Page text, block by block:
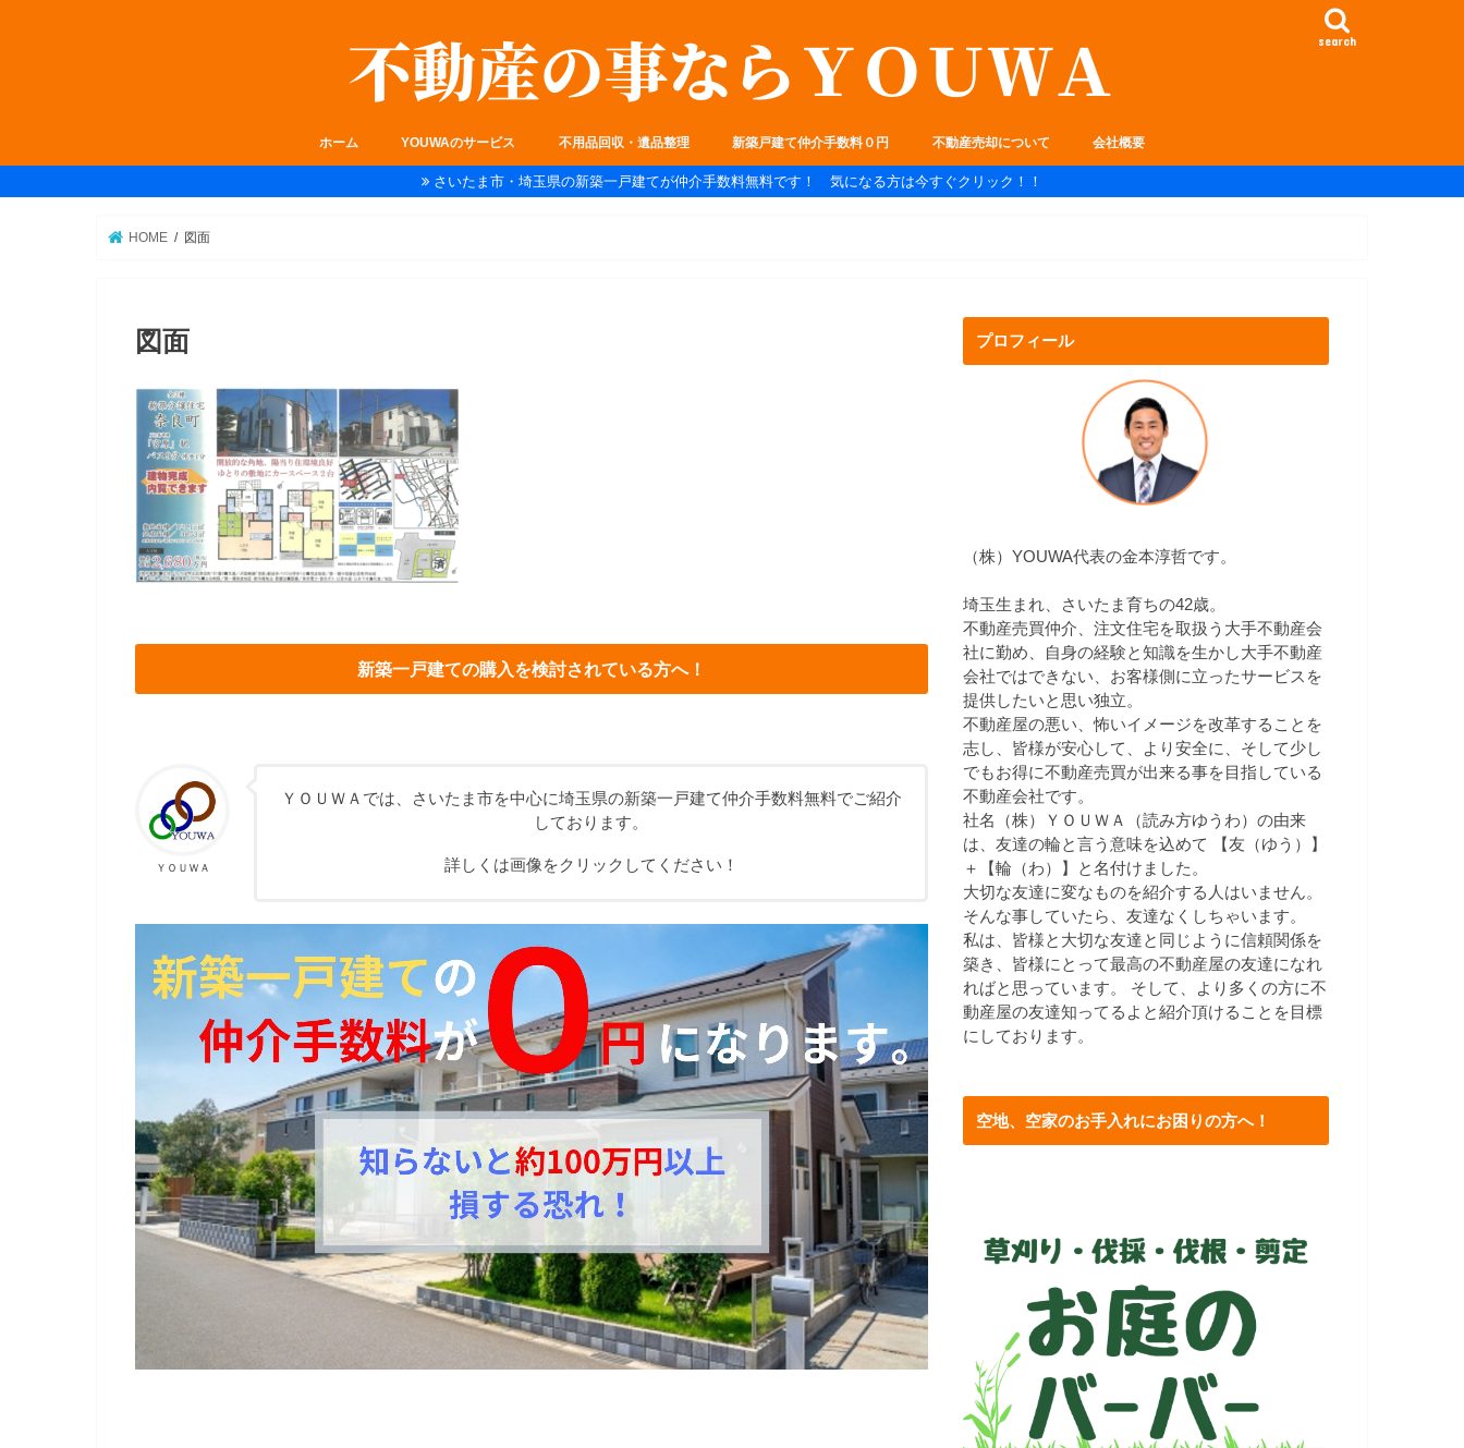
search
ホーム YOUWAのサービス 不用品回収・遺品整理 新築戸建て仲介手数料０円 不動産売却について 会社概要
さいたま市・埼玉県の新築一戸建てが仲介手数料無料です！ 気になる方は今すぐクリック！！
HOME 図面
図面
新築一戸建ての購入を検討されている方へ！
ＹＯＵＷＡ
ＹＯＵＷＡでは、さいたま市を中心に埼玉県の新築一戸建て仲介手数料無料でご紹介
しております。
詳しくは画像をクリックしてください！
プロフィール
（株）YOUWA代表の金本淳哲です。
埼玉生まれ、さいたま育ちの42歳。
不動産売買仲介、注文住宅を取扱う大手不動産会
社に勤め、自身の経験と知識を生かし大手不動産
会社ではできない、お客様側に立ったサービスを
提供したいと思い独立。
不動産屋の悪い、怖いイメージを改革することを
志し、皆様が安心して、より安全に、そして少し
でもお得に不動産売買が出来る事を目指している
不動産会社です。
社名（株）ＹＯＵＷＡ（読み方ゆうわ）の由来
は、友達の輪と言う意味を込めて 【友（ゆう）】
＋【輪（わ）】と名付けました。
大切な友達に変なものを紹介する人はいません。
そんな事していたら、友達なくしちゃいます。
私は、皆様と大切な友達と同じように信頼関係を
築き、皆様にとって最高の不動産屋の友達になれ
ればと思っています。 そして、より多くの方に不
動産屋の友達知ってるよと紹介頂けることを目標
にしております。
空地、空家のお手入れにお困りの方へ！